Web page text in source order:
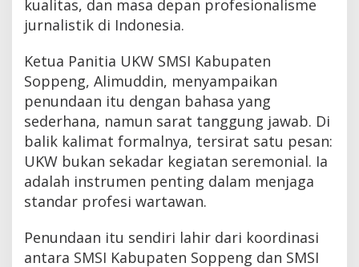
kualitas, dan masa depan profesionalisme
jurnalistik di Indonesia.
Ketua Panitia UKW SMSI Kabupaten
Soppeng, Alimuddin, menyampaikan
penundaan itu dengan bahasa yang
sederhana, namun sarat tanggung jawab. Di
balik kalimat formalnya, tersirat satu pesan:
UKW bukan sekadar kegiatan seremonial. Ia
adalah instrumen penting dalam menjaga
standar profesi wartawan.
Penundaan itu sendiri lahir dari koordinasi
antara SMSI Kabupaten Soppeng dan SMSI